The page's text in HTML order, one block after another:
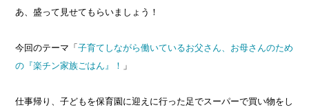
あ、盛って見せてもらいましょう！
今回のテーマ「子育てしながら働いているお父さん、お母さんのため
の『楽チン家族ごはん』！ 」
仕事帰り、子どもを保育園に迎えに行った足でスーパーで買い物をし